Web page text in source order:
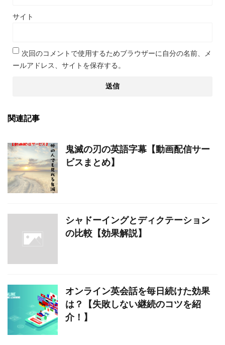
サイト
次回のコメントで使用するためブラウザーに自分の名前、メ
ールアドレス、サイトを保存する。
関連記事
鬼滅の刃の英語字幕【動画配信サー
ビスまとめ】
シャドーイングとディクテーション
の比較【効果解説】
オンライン英会話を毎日続けた効果
は？【失敗しない継続のコツを紹
介！】